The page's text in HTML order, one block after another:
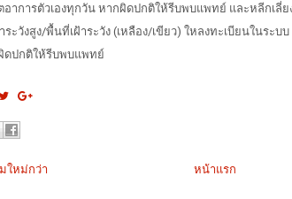
ตอาการตัวเองทุกวัน หากผิดปกติให้รีบพบแพทย์ และหลีกเ
ะวังสูง/พื้นที่เฝ้าระวัง (เหลือง/เขียว) ใหลงทะเบียนในระบบ
ดปกติให้รีบพบแพทย์
ใหม่กว่า หน้าแรก